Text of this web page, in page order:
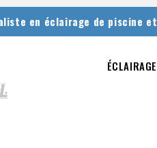
en éclairage de piscine